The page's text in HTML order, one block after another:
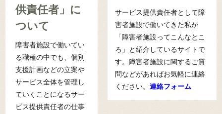
供責任者」に
ついて
障害者施設で働いてい
る職種の中でも、個別
支援計画などの立案や
サービス全体を管理し
ていくことになるサー
ビス提供責任者の仕事
サービス提供責任者として障
害者施設で働いてきた私が
「障害者施設ってこんなとこ
ろ」と紹介しているサイトで
す。障害者施設に関するご質
問などがあればお気軽に連絡
ください。 連絡フォーム